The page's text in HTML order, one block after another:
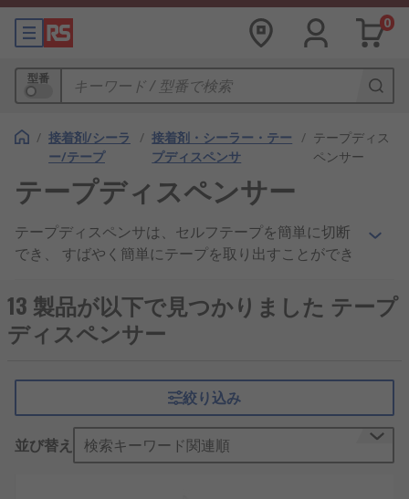
0
型番
/ 接着剤/シーラ
ー/テープ
/ 接着剤・シーラー・テー
プディスペンサ
/ テープディス
ペンサー
テープディスペンサー
テープディスペンサは、セルフテープを簡単に切断
でき、 すばやく簡単にテープを取り出すことができ
ンでは、ユーザーが円滑な動きでカートンと梱包箱
を密封し、 テープの無駄を削減して効率性を高める
ことができます。テープディスペンサにはさまざま
ティーテープ、オフィステープなど、 さまざまな粘
着テープを保持できます。
種類
13 製品が以下で見つかりました テープ
ディスペンサー
絞り込み
並び替え 検索キーワード関連順